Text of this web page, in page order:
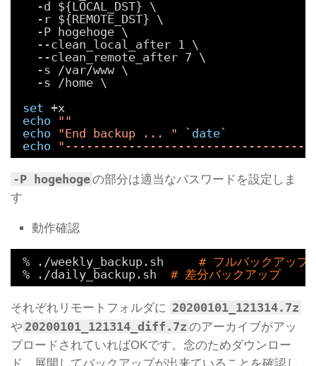
-d ${LOCAL_DST} \
-r ${REMOTE_DST} \
-P hogehoge \
--clean_local_after 1 \
--clean_remote_after 7 \
-s
/var/www \
-s
/home \
set +x
echo
""
echo
"End backup ... " ` date`
echo
-P hogehogeの部分は適当なパスワードを設定しま
す
動作確認
% . /weekly_backup.sh # フルバックアップ
% . /daily_backup.sh # 差分バックアップ
それぞれリモートフォルダに 20200101_121314.7z
や 20200101_121314_diff.7z のアーカイブがアッ
プロードされていればOKです。念のためダウンロー